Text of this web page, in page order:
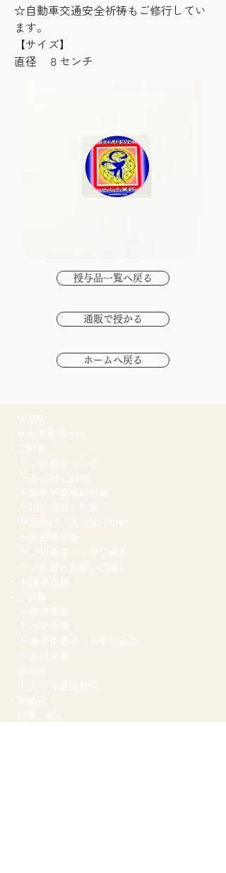
☆自動車交通安全祈祷もご修行してい
ます。
【サイズ】
直径 ８センチ
授与品一覧へ戻る
通販で授かる
ホームへ戻る
・HOME
・
せんき薬師とは
・ご祈祷
┗
ご祈祷をうける
┗
がん封じ祈祷
┗ 病氣平癒祈祷祈祷
┗ 疳の虫封じ祈祷
┗ 厄除け・八方除け祈祷
┗ 自動車祈祷
┗ ご祈祷ネット申し込み
┗ ご祈祷とお祓いの違い
・ お護摩祈祷
・
ご供養
┗
総供養祭
┗ 水子供養
┗ 水子供養ネット申し込み
┗ 先祖供養
・授与品
┗ お守り通販分院
・奉納品
・
行事 催し